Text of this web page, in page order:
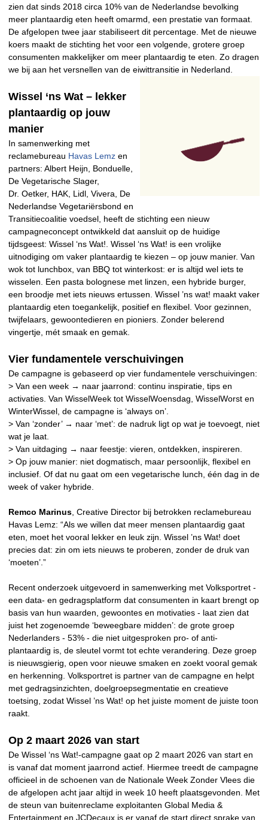
zien dat sinds 2018 circa 10% van de Nederlandse bevolking
meer plantaardig eten heeft omarmd, een prestatie van formaat.
De afgelopen twee jaar stabiliseert dit percentage. Met de nieuwe
koers maakt de stichting het voor een volgende, grotere groep
consumenten makkelijker om meer plantaardig te eten. Zo dragen
we bij aan het versnellen van de eiwittransitie in Nederland.
Wissel ‘ns Wat – lekker
plantaardig op jouw
manier
In samenwerking met
reclamebureau Havas Lemz en
partners: Albert Heijn, Bonduelle,
De Vegetarische Slager,
Dr. Oetker, HAK, Lidl, Vivera, De
Nederlandse Vegetariërsbond en
Transitiecoalitie voedsel, heeft de stichting een nieuw
campagneconcept ontwikkeld dat aansluit op de huidige
tijdsgeest: Wissel ‘ns Wat!. Wissel ‘ns Wat! is een vrolijke
uitnodiging om vaker plantaardig te kiezen – op jouw manier. Van
wok tot lunchbox, van BBQ tot winterkost: er is altijd wel iets te
wisselen. Een pasta bolognese met linzen, een hybride burger,
een broodje met iets nieuws ertussen. Wissel ’ns wat! maakt vaker
plantaardig eten toegankelijk, positief en flexibel. Voor gezinnen,
twijfelaars, gewoontedieren en pioniers. Zonder belerend
vingertje, mét smaak en gemak.
Vier fundamentele verschuivingen
De campagne is gebaseerd op vier fundamentele verschuivingen:
> Van een week → naar jaarrond: continu inspiratie, tips en
activaties. Van WisselWeek tot WisselWoensdag, WisselWorst en
WinterWissel, de campagne is ‘always on’.
> Van ‘zonder’ → naar ‘met’: de nadruk ligt op wat je toevoegt, niet
wat je laat.
> Van uitdaging → naar feestje: vieren, ontdekken, inspireren.
> Op jouw manier: niet dogmatisch, maar persoonlijk, flexibel en
inclusief. Of dat nu gaat om een vegetarische lunch, één dag in de
week of vaker hybride.
Remco Marinus , Creative Director bij betrokken reclamebureau
Havas Lemz: “Als we willen dat meer mensen plantaardig gaat
eten, moet het vooral lekker en leuk zijn. Wissel ’ns Wat! doet
precies dat: zin om iets nieuws te proberen, zonder de druk van
‘moeten’.”
Recent onderzoek uitgevoerd in samenwerking met Volksportret -
een data- en gedragsplatform dat consumenten in kaart brengt op
basis van hun waarden, gewoontes en motivaties - laat zien dat
juist het zogenoemde ‘beweegbare midden’: de grote groep
Nederlanders - 53% - die niet uitgesproken pro- of anti-
plantaardig is, de sleutel vormt tot echte verandering. Deze groep
is nieuwsgierig, open voor nieuwe smaken en zoekt vooral gemak
en herkenning. Volksportret is partner van de campagne en helpt
met gedragsinzichten, doelgroepsegmentatie en creatieve
toetsing, zodat Wissel ’ns Wat! op het juiste moment de juiste toon
raakt.
Op 2 maart 2026 van start
De Wissel ‘ns Wat!-campagne gaat op 2 maart 2026 van start en
is vanaf dat moment jaarrond actief. Hiermee treedt de campagne
officieel in de schoenen van de Nationale Week Zonder Vlees die
de afgelopen acht jaar altijd in week 10 heeft plaatsgevonden. Met
de steun van buitenreclame exploitanten Global Media &
Entertainment en JCDecaux is er vanaf de start direct sprake van